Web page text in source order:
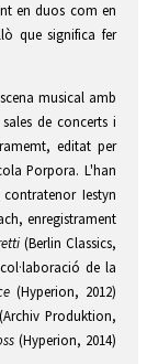
en duos com en
que significa fer
musical amb
de concerts i
editat per
Porpora. L'han
Iestyn
enregistrament
(Berlin Classics,
de la
(Hyperion, 2012)
Produktion,
(Hyperion, 2014)